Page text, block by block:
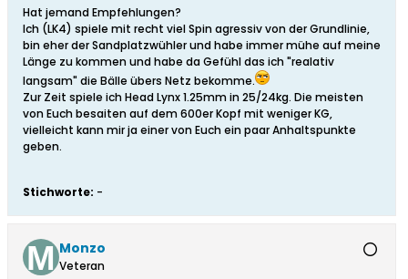
Hat jemand Empfehlungen?
Ich (LK4) spiele mit recht viel Spin agressiv von der Grundlinie,
bin eher der Sandplatzwühler und habe immer mühe auf meine
Länge zu kommen und habe da Gefühl das ich "realativ
langsam" die Bälle übers Netz bekomme.
Zur Zeit spiele ich Head Lynx 1.25mm in 25/24kg. Die meisten
von Euch besaiten auf dem 600er Kopf mit weniger KG,
vielleicht kann mir ja einer von Euch ein paar Anhaltspunkte
geben.
Stichworte: -
Monzo
Veteran